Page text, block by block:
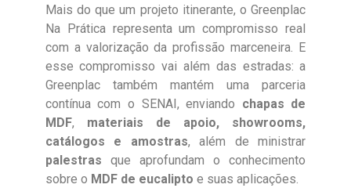
Mais do que um projeto itinerante, o Greenplac
Na Prática representa um compromisso real
com a valorização da profissão marceneira. E
esse compromisso vai além das estradas: a
Greenplac também mantém uma parceria
contínua com o SENAI, enviando chapas de
MDF, materiais de apoio, showrooms,
catálogos e amostras, além de ministrar
palestras que aprofundam o conhecimento
sobre o MDF de eucalipto e suas aplicações.